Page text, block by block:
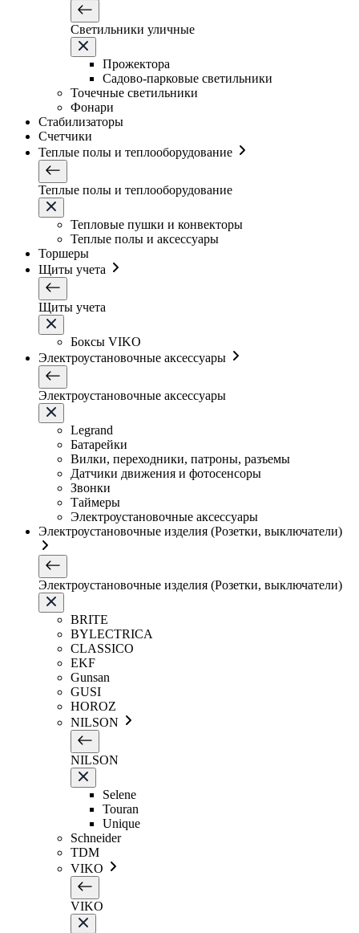
Светильники уличные
Прожектора
Садово-парковые светильники
Точечные светильники
Фонари
Стабилизаторы
Счетчики
Теплые полы и теплооборудование
Теплые полы и теплооборудование
Тепловые пушки и конвекторы
Теплые полы и аксессуары
Торшеры
Щиты учета
Щиты учета
Боксы VIKO
Электроустановочные аксессуары
Электроустановочные аксессуары
Legrand
Батарейки
Вилки, переходники, патроны, разъемы
Датчики движения и фотосенсоры
Звонки
Таймеры
Электроустановочные аксессуары
Электроустановочные изделия (Розетки, выключатели)
Электроустановочные изделия (Розетки, выключатели)
BRITE
BYLECTRICA
CLASSICO
EKF
Gunsan
GUSI
HOROZ
NILSON
NILSON
Selene
Touran
Unique
Schneider
TDM
VIKO
VIKO